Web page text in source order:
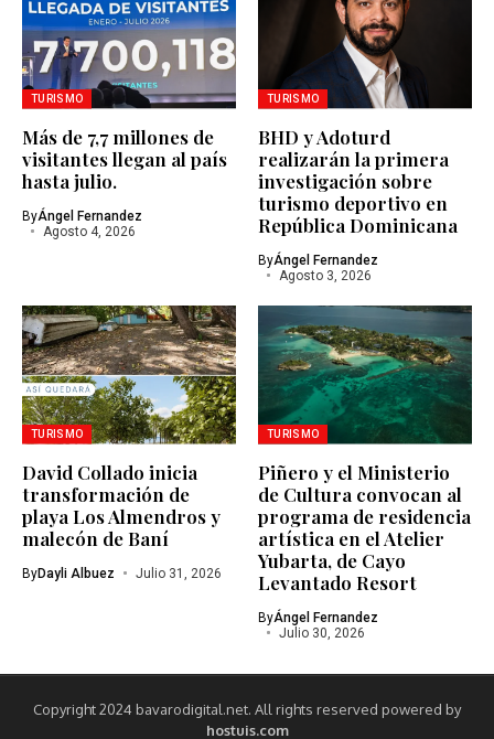
TURISMO
Más de 7,7 millones de
visitantes llegan al país
hasta julio.
ByÁngel Fernandez
Agosto 4, 2026
TURISMO
BHD y Adoturd
realizarán la primera
investigación sobre
turismo deportivo en
República Dominicana
ByÁngel Fernandez
Agosto 3, 2026
TURISMO
David Collado inicia
transformación de
playa Los Almendros y
malecón de Baní
ByDayli Albuez Julio 31, 2026
TURISMO
Piñero y el Ministerio
de Cultura convocan al
programa de residencia
artística en el Atelier
Yubarta, de Cayo
Levantado Resort
ByÁngel Fernandez
Julio 30, 2026
Copyright 2024 bavarodigital.net. All rights reserved powered by
hostuis.com